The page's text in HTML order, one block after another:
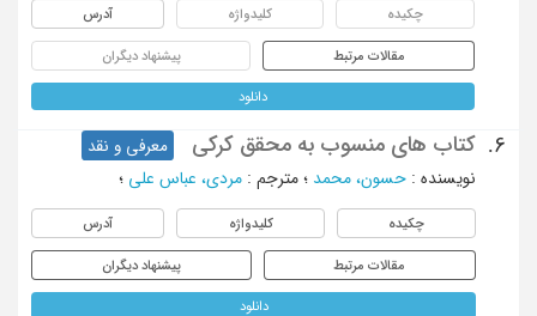
چکیده کلیدواژه آدرس
مقالات مرتبط پیشنهاد دیگران
دانلود
6. کتاب های منسوب به محقق کرکی
معرفی و نقد
نویسنده : حسون، محمد ؛ مترجم : مردی، عباس علی ؛
چکیده کلیدواژه آدرس
مقالات مرتبط پیشنهاد دیگران
دانلود